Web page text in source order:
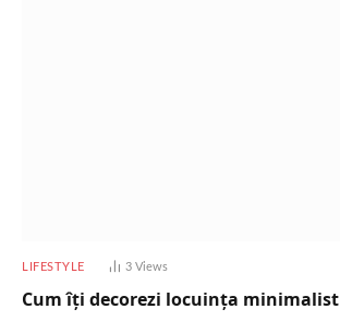
LIFESTYLE 3 Views
Cum îți decorezi locuința minimalist